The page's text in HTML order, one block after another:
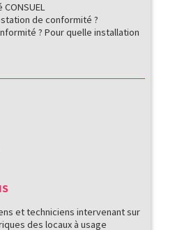
de conformité ?
? Pour quelle installation
et techniciens intervenant sur
des locaux à usage